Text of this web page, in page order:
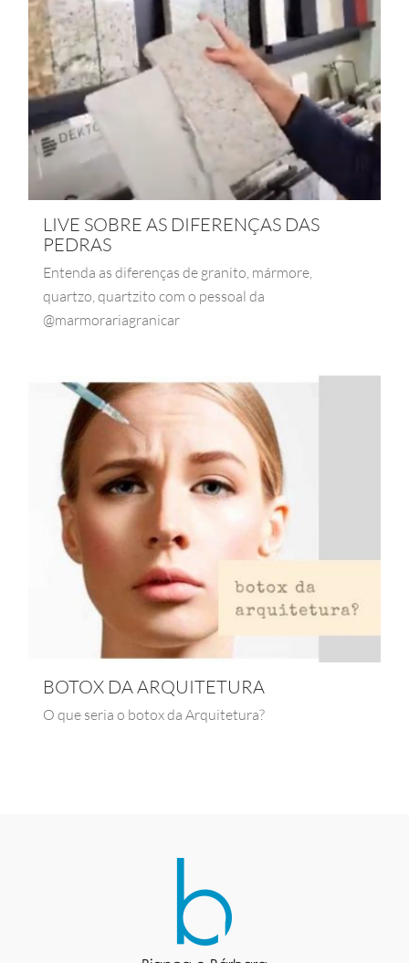
LIVE SOBRE AS DIFERENÇAS DAS
PEDRAS
Entenda as diferenças de granito, mármore,
quartzo, quartzito com o pessoal da
@marmorariagranicar
BOTOX DA ARQUITETURA
O que seria o botox da Arquitetura?